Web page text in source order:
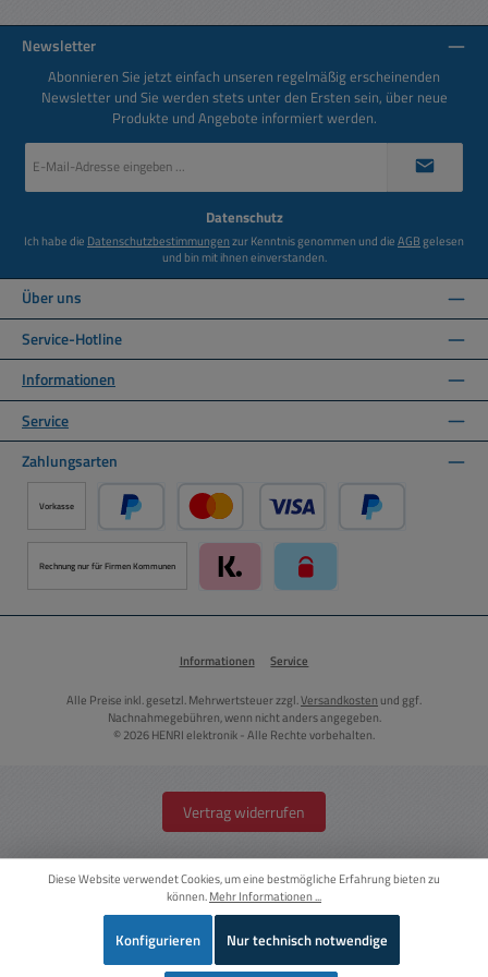
Newsletter
Abonnieren Sie jetzt einfach unseren regelmäßig erscheinenden
Newsletter und Sie werden stets unter den Ersten sein, über neue
Produkte und Angebote informiert werden.
Mail-
Datenschutz
Ich habe die Datenschutzbestimmungenzur Kenntnis genommen und dieAGBgelesen
und bin mit ihnen einverstanden.
Über uns
Service-Hotline
Informationen
Service
Zahlungsarten
Vorkasse
PayPal Kredit- oder Debitkarte über PayPal
Rechnung nur für Firmen Kommunen
Informationen Service
Alle Preise inkl. gesetzl. Mehrwertsteuer zzgl.Versandkosten und ggf.
Nachnahmegebühren, wenn nicht anders angegeben.
© 2026 HENRI elektronik - Alle Rechte vorbehalten.
Vertrag widerrufen
Diese Website verwendet Cookies, um eine bestmögliche Erfahrung bieten zu
können.Mehr Informationen ...
Nur technisch notwendige
Konfigurieren